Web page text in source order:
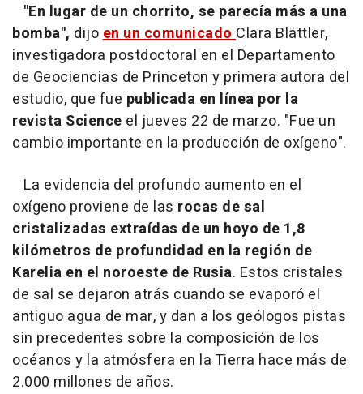
"En lugar de un chorrito, se parecía más a una
bomba", dijoen un comunicadoClara Blättler,
investigadora postdoctoral en el Departamento
de Geociencias de Princeton y primera autora del
estudio, que fue publicada en línea por la
revista Science el jueves 22 de marzo. "Fue un
cambio importante en la producción de oxígeno".
La evidencia del profundo aumento en el
oxígeno proviene de las rocas de sal
cristalizadas extraídas de un hoyo de 1,8
kilómetros de profundidad en la región de
Karelia en el noroeste de Rusia. Estos cristales
de sal se dejaron atrás cuando se evaporó el
antiguo agua de mar, y dan a los geólogos pistas
sin precedentes sobre la composición de los
océanos y la atmósfera en la Tierra hace más de
2.000 millones de años.